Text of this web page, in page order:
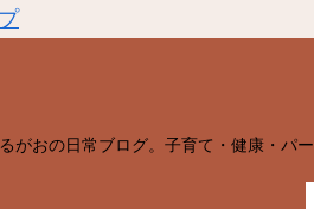
がおの日常ブログ。子育て・健康・パ